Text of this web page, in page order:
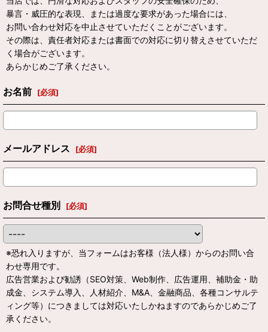
暴言・威圧的な表現、または過度な要求があった場合には、
お問い合わせ対応を中止させていただくことがございます。
その際は、責任者対応または書面での対応に切り替えさせていただ
く場合がございます。
あらかじめご了承ください。
お名前 [必須]
メールアドレス [必須]
お問合せ種別 [必須]
※恐れ入りますが、当フォームはお客様（法人様）からのお問い合
わせ専用です。
広告営業および勧誘（SEO対策、Web制作、広告運用、補助金・助
成金、システム導入、人材紹介、M&A、金融商品、各種コンサルテ
ィング等）につきましては対応いたしかねますのであらかじめご了
承ください。